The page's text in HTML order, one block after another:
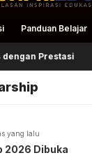
UnpriEdu
Inspirasi Edukasi
Panduan Belajar
Prestasi
yang lalu
2026 Dibuka